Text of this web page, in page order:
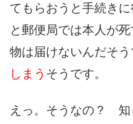
てもらおうと手続き
と郵便局では本人が
物は届けないんだそう
しまう そうです。
えっ。そうなの？ 知